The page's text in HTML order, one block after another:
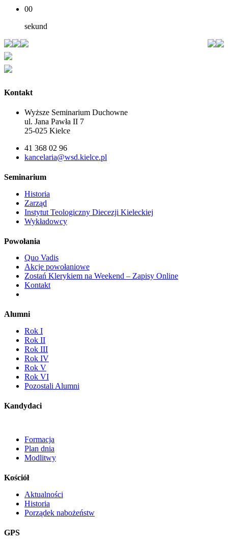
00
sekund
Kontakt
Wyższe Seminarium Duchowne
ul. Jana Pawła II 7
25-025 Kielce
41 368 02 96
kancelaria@wsd.kielce.pl
Seminarium
Historia
Zarząd
Instytut Teologiczny Diecezji Kieleckiej
Wykładowcy
Powołania
Quo Vadis
Akcje powołaniowe
Zostań Klerykiem na Weekend – Zapisy Online
Kontakt
Alumni
Rok I
Rok II
Rok III
Rok IV
Rok V
Rok VI
Pozostali Alumni
Kandydaci
Formacja
Plan dnia
Modlitwy
Kościół
Aktualności
Historia
Porządek nabożeństw
GPS